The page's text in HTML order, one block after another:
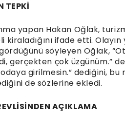
TEPKİ
yapan Hakan Oğlak,
ifade etti. Olayın
söyleyen Oğlak,
gerçekten çok üzgünüm.”
girilmesin.” dediğini,
de sözlerine ekledi.
AÇIKLAMA